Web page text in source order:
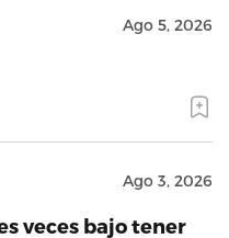
Ago 5, 2026
Ago 3, 2026
veces bajo tener